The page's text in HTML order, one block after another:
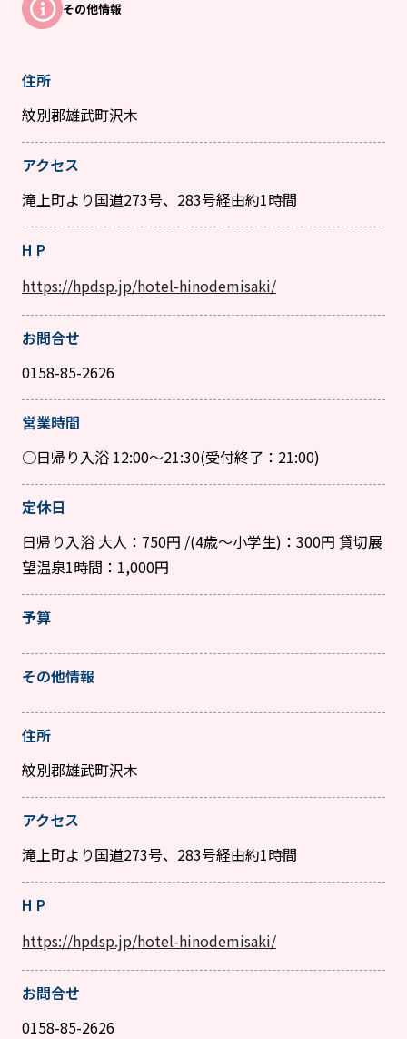
その他情報
住所
紋別郡雄武町沢木
アクセス
滝上町より国道273号、283号経由約1時間
H P
https://hpdsp.jp/hotel-hinodemisaki/
お問合せ
0158-85-2626
営業時間
○日帰り入浴 12:00～21:30(受付終了：21:00)
定休日
日帰り入浴 大人：750円 /(4歳～小学生)：300円 貸切展
望温泉1時間：1,000円
予算
その他情報
住所
紋別郡雄武町沢木
アクセス
滝上町より国道273号、283号経由約1時間
H P
https://hpdsp.jp/hotel-hinodemisaki/
お問合せ
0158-85-2626